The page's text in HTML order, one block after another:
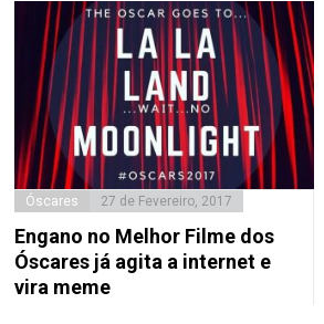
Óscares 27 de Fevereiro, 2017
Engano no Melhor Filme dos
Óscares já agita a internet e
vira meme